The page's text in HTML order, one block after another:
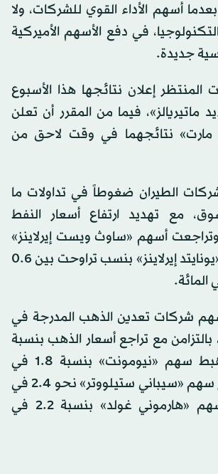
بعدما أسهم الأداء القوي للشركات، ولا
في دفع الأسهم الأميركية
جديدة.
المنتظر إعلان نتائجها هذا الأسبوع
ماتيريالز»، فيما من المقرر أن تعلن
مارت» نتائجهما في وقت لاحق من
الطيران ضغوطاً في تداولات ما
مع تهديد ارتفاع أسعار النفط
وتراجعت أسهم «ساوث ويست إيرلاينز»
و«دلتا إيرلاينز» و«يونايتد إيرلاينز» بنسب تراوحت بين 0.6
شركات تعدين الذهب المدرجة في
بالتزامن مع تراجع أسعار الذهب بنسبة
1 في المائة. وهبط سهم «نيومونت» بنسبة 1.8 في
المائة، فيما خسر سهم «سيباني ستيلووتر» نحو 2.4 في
المائة، وتراجع سهم «هارموني غولد» بنسبة 2.2 في